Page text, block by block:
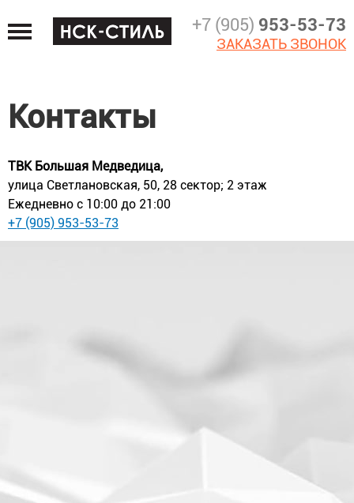
to
navigation
+7 (905) 953-53-73
ЗАКАЗАТЬ ЗВОНОК
Контакты
ТВК ​Большая Медведица​,
улица Светлановская, 50​, 28 сектор; 2 этаж
Ежедневно с 10:00 до 21:00
+7 (905) 953-53-73